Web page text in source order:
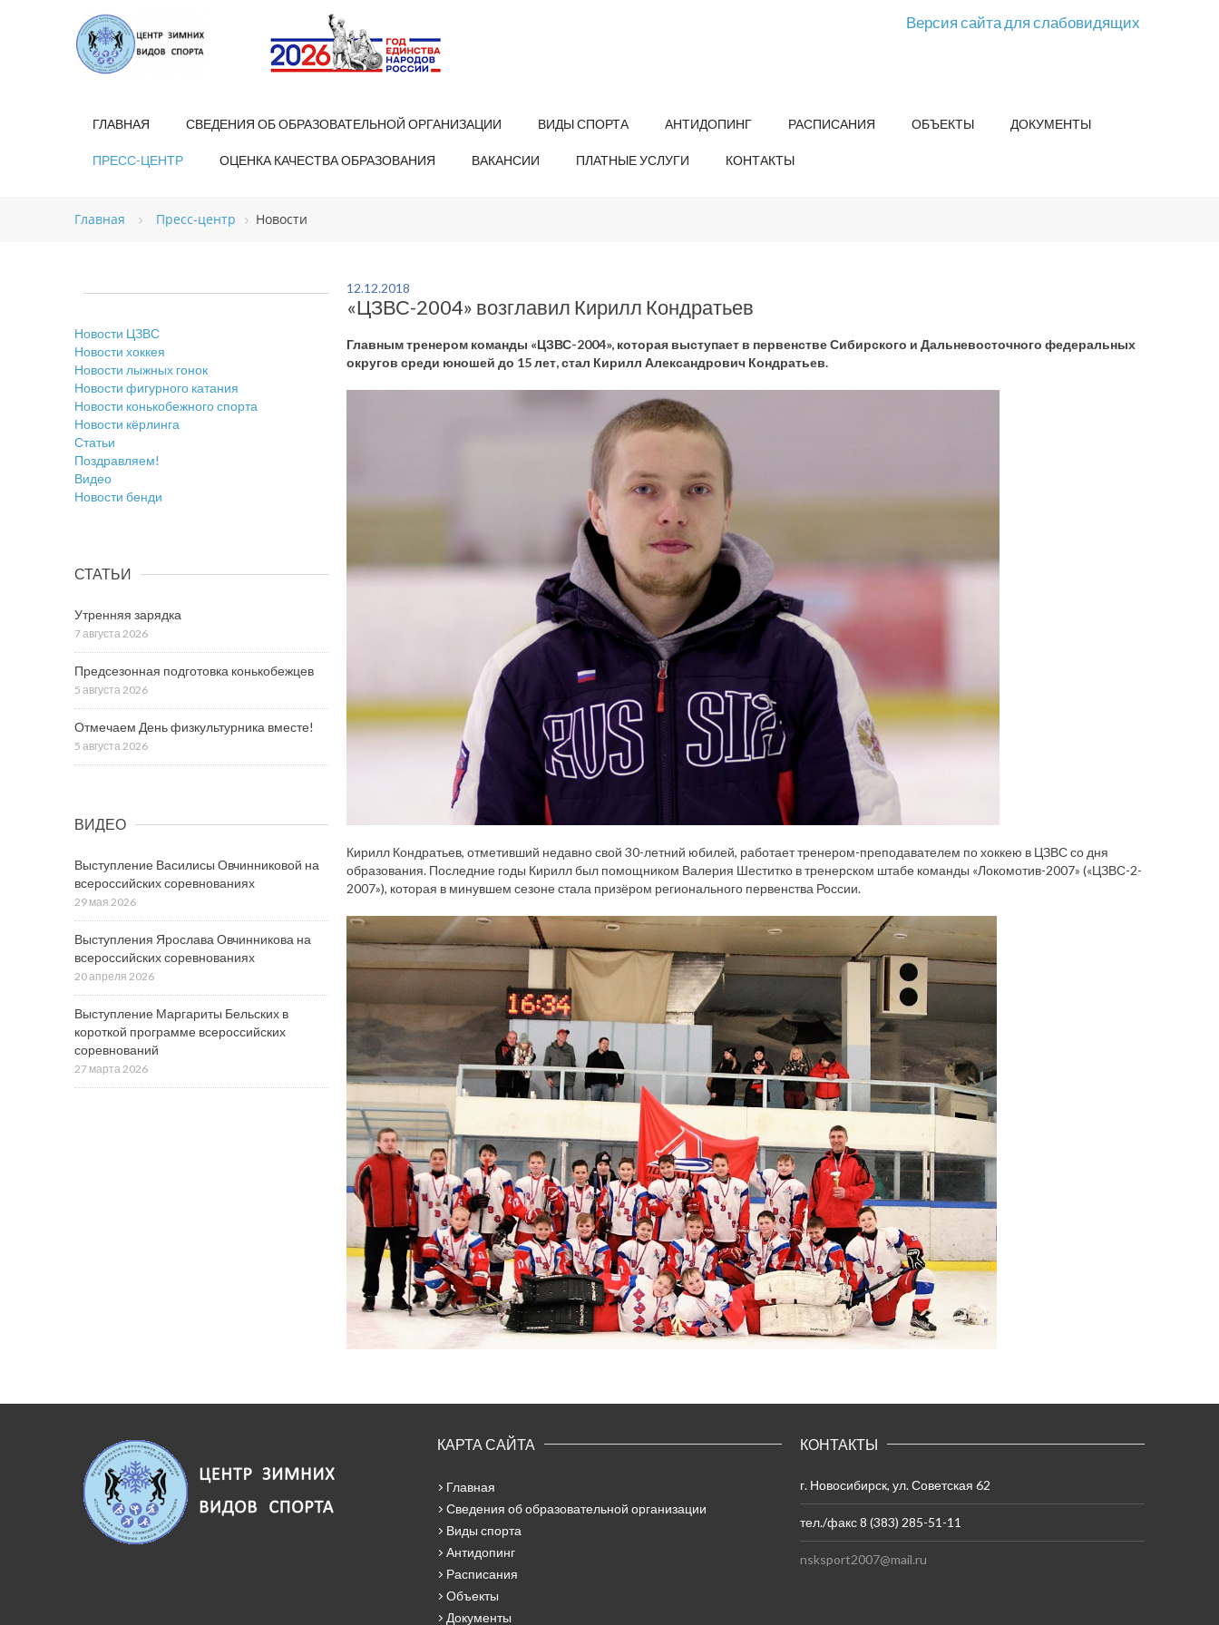
Версия сайта для слабовидящих
ГЛАВНАЯ СВЕДЕНИЯ ОБ ОБРАЗОВАТЕЛЬНОЙ ОРГАНИЗАЦИИ ВИДЫ СПОРТА АНТИДОПИНГ РАСПИСАНИЯ ОБЪЕКТЫ ДОКУМЕНТЫ
ПРЕСС-ЦЕНТР ОЦЕНКА КАЧЕСТВА ОБРАЗОВАНИЯ ВАКАНСИИ ПЛАТНЫЕ УСЛУГИ КОНТАКТЫ
Главная Пресс-центр Новости
12.12.2018
«ЦЗВС-2004» возглавил Кирилл Кондратьев
Главным тренером команды «ЦЗВС-2004», которая выступает в первенстве Сибирского и Дальневосточного федеральных
округов среди юношей до 15 лет, стал Кирилл Александрович Кондратьев.
Кирилл Кондратьев, отметивший недавно свой 30-летний юбилей, работает тренером-преподавателем по хоккею в ЦЗВС со дня
образования. Последние годы Кирилл был помощником Валерия Шеститко в тренерском штабе команды «Локомотив-2007» («ЦЗВС-2-
2007»), которая в минувшем сезоне стала призёром регионального первенства России.
Новости ЦЗВС
Новости хоккея
Новости лыжных гонок
Новости фигурного катания
Новости конькобежного спорта
Новости кёрлинга
Статьи
Поздравляем!
Видео
Новости бенди
СТАТЬИ
Утренняя зарядка
7 августа 2026
Предсезонная подготовка конькобежцев
5 августа 2026
Отмечаем День физкультурника вместе!
5 августа 2026
ВИДЕО
Выступление Василисы Овчинниковой на
всероссийских соревнованиях
29 мая 2026
Выступления Ярослава Овчинникова на
всероссийских соревнованиях
20 апреля 2026
Выступление Маргариты Бельских в
короткой программе всероссийских
соревнований
27 марта 2026
КАРТА САЙТА
Главная
Сведения об образовательной организации
Виды спорта
Антидопинг
Расписания
Объекты
Документы
КОНТАКТЫ
г. Новосибирск, ул. Советская 62
тел./факс 8 (383) 285-51-11
nsksport2007@mail.ru